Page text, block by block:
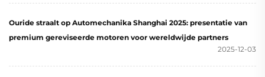
Ouride straalt op Automechanika Shanghai 2025: presentatie van
premium gereviseerde motoren voor wereldwijde partners
2025-12-03